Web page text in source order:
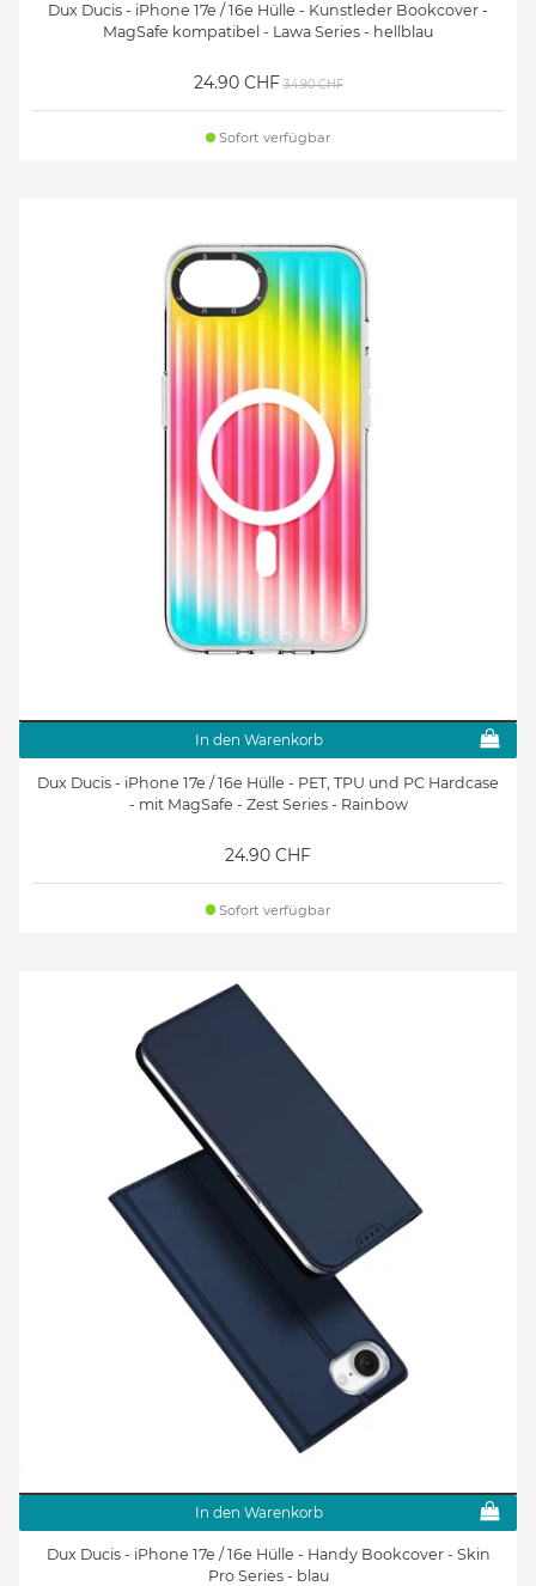
Dux Ducis - iPhone 17e / 16e Hülle - Kunstleder Bookcover -
MagSafe kompatibel - Lawa Series - hellblau
24.90 CHF 34.90 CHF
Sofort verfügbar
In den Warenkorb
Dux Ducis - iPhone 17e / 16e Hülle - PET, TPU und PC Hardcase
- mit MagSafe - Zest Series - Rainbow
24.90 CHF
Sofort verfügbar
In den Warenkorb
Dux Ducis - iPhone 17e / 16e Hülle - Handy Bookcover - Skin
Pro Series - blau